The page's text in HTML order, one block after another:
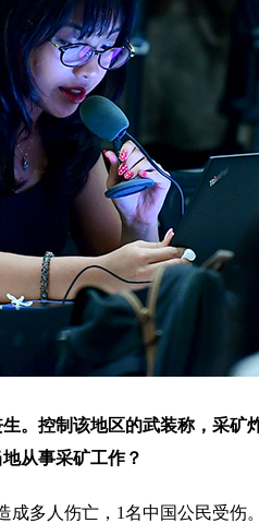
。控制该地区的武装称，采矿
从事采矿工作？
多人伤亡，1名中国公民受伤